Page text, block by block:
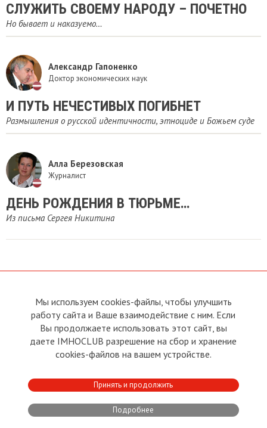
СЛУЖИТЬ СВОЕМУ НАРОДУ – ПОЧЕТНО
Но бывает и наказуемо…
Александр Гапоненко
Доктор экономических наук
И ПУТЬ НЕЧЕСТИВЫХ ПОГИБНЕТ
Размышления о русской идентичности, этноциде и Божьем суде
Алла Березовская
Журналист
ДЕНЬ РОЖДЕНИЯ В ТЮРЬМЕ…
Из письма Сергея Никитина
О сайте
Условия пользования
Политика конфиденциальности
Прямая связь с
Председателем
Прямая связь c членами клуба
Реклама
Контакты
Developed by:CRA
Club
Мы используем cookies-файлы, чтобы улучшить
работу сайта и Ваше взаимодействие с ним. Если
Вы продолжаете использовать этот сайт, вы
даете IMHOCLUB разрешение на сбор и хранение
cookies-файлов на вашем устройстве.
Принять и продолжить
Подробнее